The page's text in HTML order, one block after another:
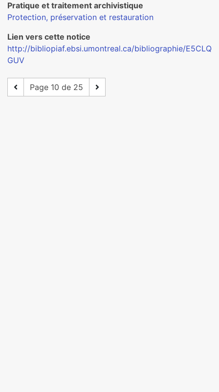
Pratique et traitement archivistique
Protection, préservation et restauration
Lien vers cette notice
http://bibliopiaf.ebsi.umontreal.ca/bibliographie/E5CLQ
GUV
Page 10 de 25